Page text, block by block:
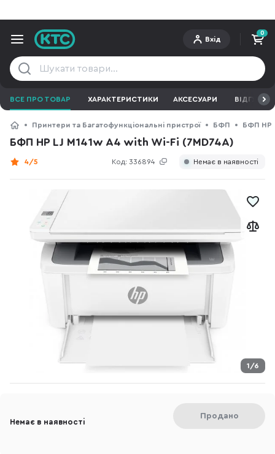
Вхід
0
ВСЕ ПРО ТОВАР ХАРАКТЕРИСТИКИ АКСЕСУАРИ ВІДГУКИ
Принтери та Багатофункціональні пристрої БФП БФП HP
БФП HP LJ M141w A4 with Wi-Fi (7MD74A)
Код: 336894
4/5 Немає в наявності
1/6
Немає в наявності
Продано